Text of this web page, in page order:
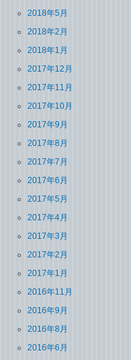
2018年5月
2018年2月
2018年1月
2017年12月
2017年11月
2017年10月
2017年9月
2017年8月
2017年7月
2017年6月
2017年5月
2017年4月
2017年3月
2017年2月
2017年1月
2016年11月
2016年9月
2016年8月
2016年6月